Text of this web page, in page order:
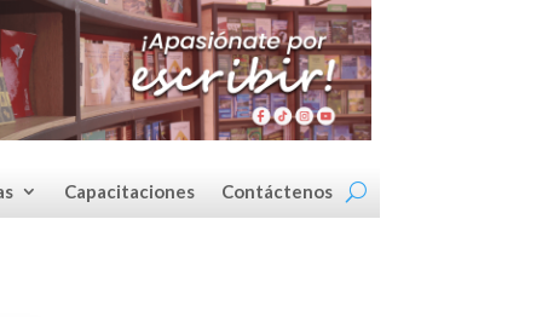
Capacitaciones Contáctenos